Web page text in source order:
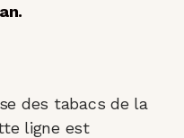
des tabacs de la
ligne est